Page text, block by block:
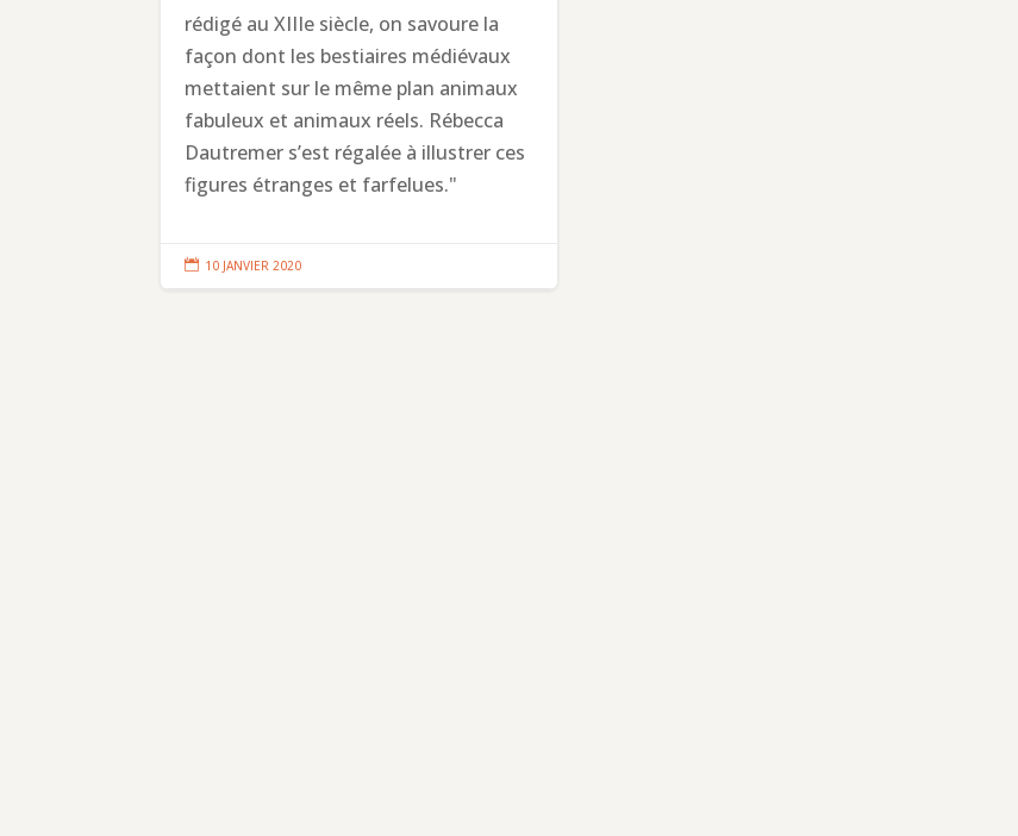
rédigé au XIIIe siècle, on savoure la
façon dont les bestiaires médiévaux
mettaient sur le même plan animaux
fabuleux et animaux réels. Rébecca
Dautremer s’est régalée à illustrer ces
figures étranges et farfelues."
 10 JANVIER 2020